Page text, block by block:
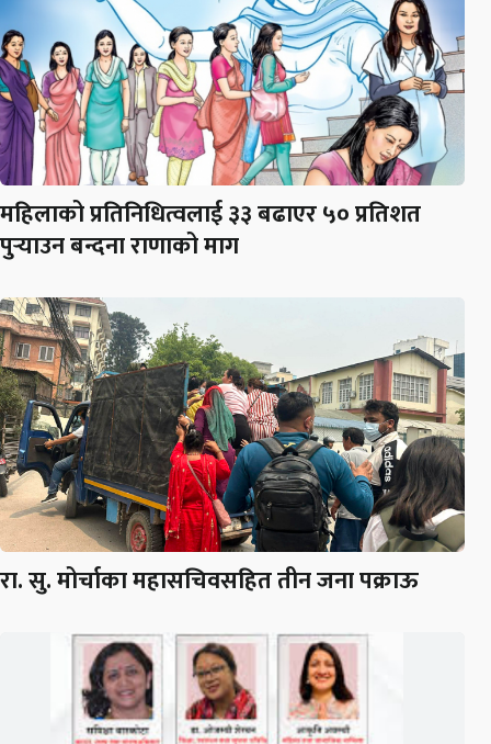
महिलाको प्रतिनिधित्वलाई ३३ बढाएर ५० प्रतिशत
पुर्‍याउन बन्दना राणाको माग
रा. सु. मोर्चाका महासचिवसहित तीन जना पक्राऊ